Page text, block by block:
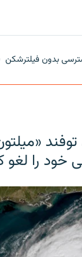
بدون فیلترشکن
را لغو